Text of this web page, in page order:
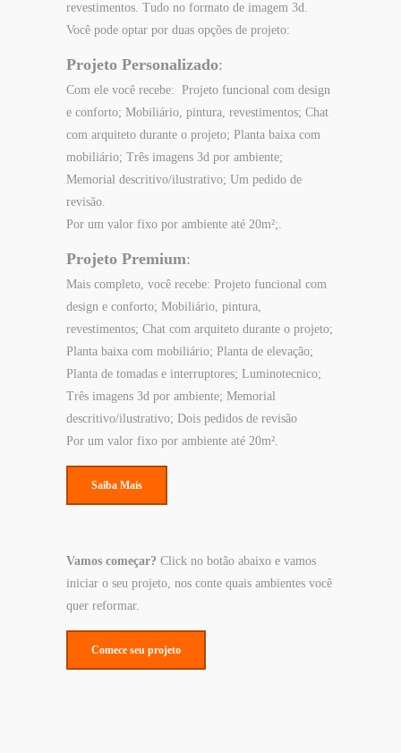
revestimentos. Tudo no formato de imagem 3d.
Você pode optar por duas opções de projeto:
Projeto Personalizado:
Com ele você recebe: Projeto funcional com design
e conforto; Mobiliário, pintura, revestimentos; Chat
com arquiteto durante o projeto; Planta baixa com
mobiliário; Três imagens 3d por ambiente;
Memorial descritivo/ilustrativo; Um pedido de
revisão.
Por um valor fixo por ambiente até 20m²;.
Projeto Premium:
Mais completo, você recebe: Projeto funcional com
design e conforto; Mobiliário, pintura,
revestimentos; Chat com arquiteto durante o projeto;
Planta baixa com mobiliário; Planta de elevação;
Planta de tomadas e interruptores; Luminotecnico;
Três imagens 3d por ambiente; Memorial
descritivo/ilustrativo; Dois pedidos de revisão
Por um valor fixo por ambiente até 20m².
Saiba Mais
Vamos começar? Click no botão abaixo e vamos
iniciar o seu projeto, nos conte quais ambientes você
quer reformar.
Comece seu projeto